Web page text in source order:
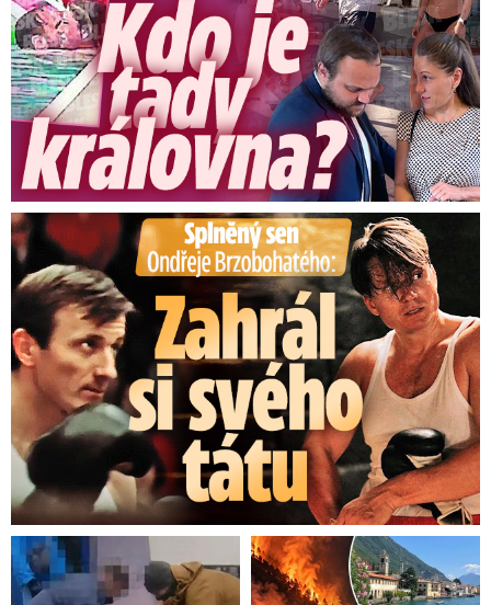
Splněný sen Ondřeje Brzobohatého: Zahrál si svého tátu